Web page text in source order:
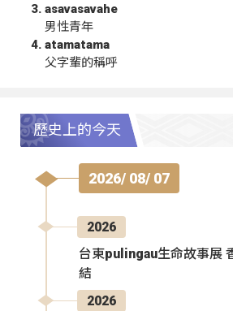
asavasavahe
男性青年
atamatama
父字輩的稱呼
歷史上的今天
2026/ 08/ 07
2026
台東pulingau生命故事展
結
2026